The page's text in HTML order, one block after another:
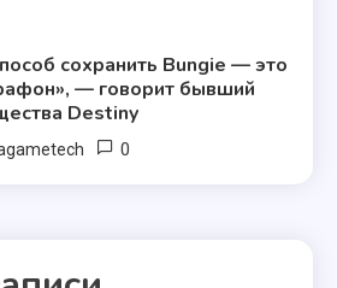
сохранить Bungie — это
— говорит бывший
Destiny
0